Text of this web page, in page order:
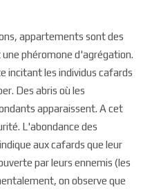
appartements sont des
phéromone d'agrégation.
incitant les individus cafards
Des abris où les
apparaissent. A cet
L'abondance des
aux cafards que leur
par leurs ennemis (les
on observe que